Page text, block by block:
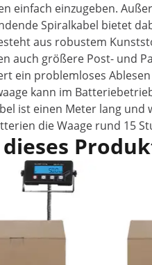
einfach einzugeben.
Spiralkabel bietet
aus robustem
auch größere Post- und
ein problemloses
kann im
ist einen Meter lang
die Waage rund 15